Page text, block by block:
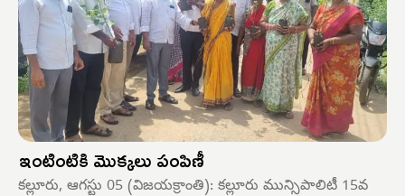
ఇంటింటికి మొక్కలు పంపిణీ
కల్లూరు, ఆగస్టు 05 (విజయక్రాంతి): కల్లూరు మున్సిపాలిటీ 15వ